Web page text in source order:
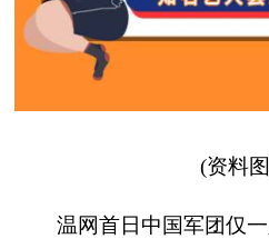
(资料
温网首日中国军团仅